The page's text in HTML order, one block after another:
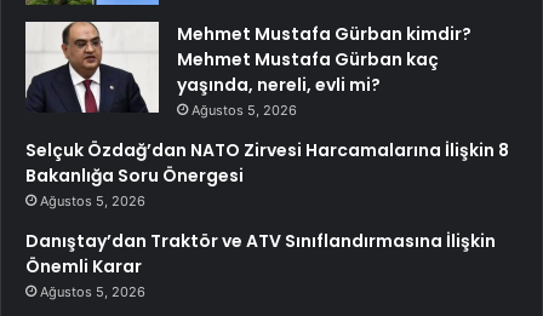
Mehmet Mustafa Gürban kimdir?
Mehmet Mustafa Gürban kaç
yaşında, nereli, evli mi?
Ağustos 5, 2026
Selçuk Özdağ’dan NATO Zirvesi Harcamalarına İlişkin 8
Bakanlığa Soru Önergesi
Ağustos 5, 2026
Danıştay’dan Traktör ve ATV Sınıflandırmasına İlişkin
Önemli Karar
Ağustos 5, 2026